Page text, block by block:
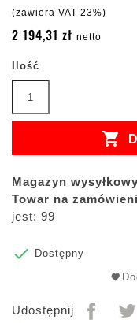
(zawiera VAT 23%)
2 194,31 zł netto
Ilość

Magazyn
Towar na
jest: 99

Dostępny
Udostępnij